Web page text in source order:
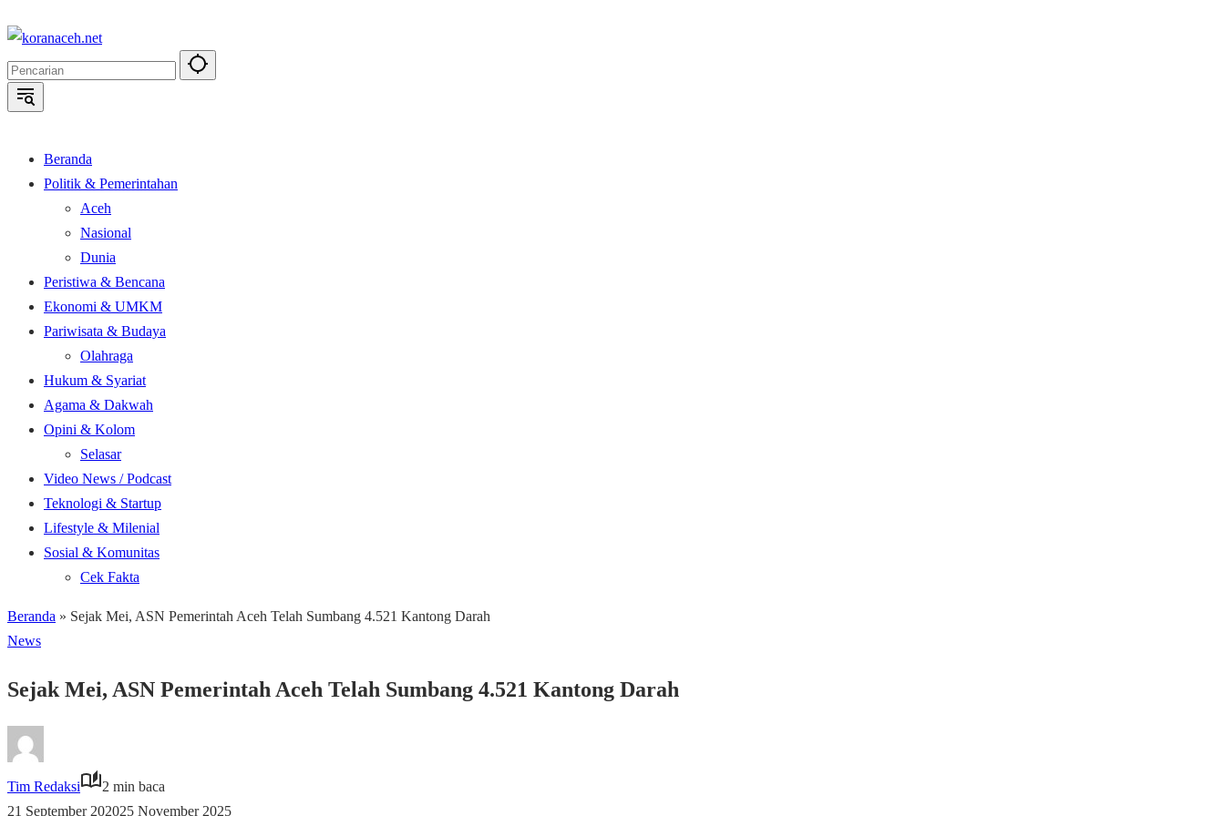
ke
konten
Beranda
Politik & Pemerintahan
Aceh
Nasional
Dunia
Peristiwa & Bencana
Ekonomi & UMKM
Pariwisata & Budaya
Olahraga
Hukum & Syariat
Agama & Dakwah
Opini & Kolom
Selasar
Video News / Podcast
Teknologi & Startup
Lifestyle & Milenial
Sosial & Komunitas
Cek Fakta
Beranda » Sejak Mei, ASN Pemerintah Aceh Telah Sumbang 4.521 Kantong Darah
News
Sejak Mei, ASN Pemerintah Aceh Telah Sumbang 4.521 Kantong Darah
Tim Redaksi
2 min baca
21 September 202025 November 2025